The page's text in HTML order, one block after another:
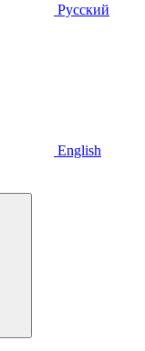
Русский
English